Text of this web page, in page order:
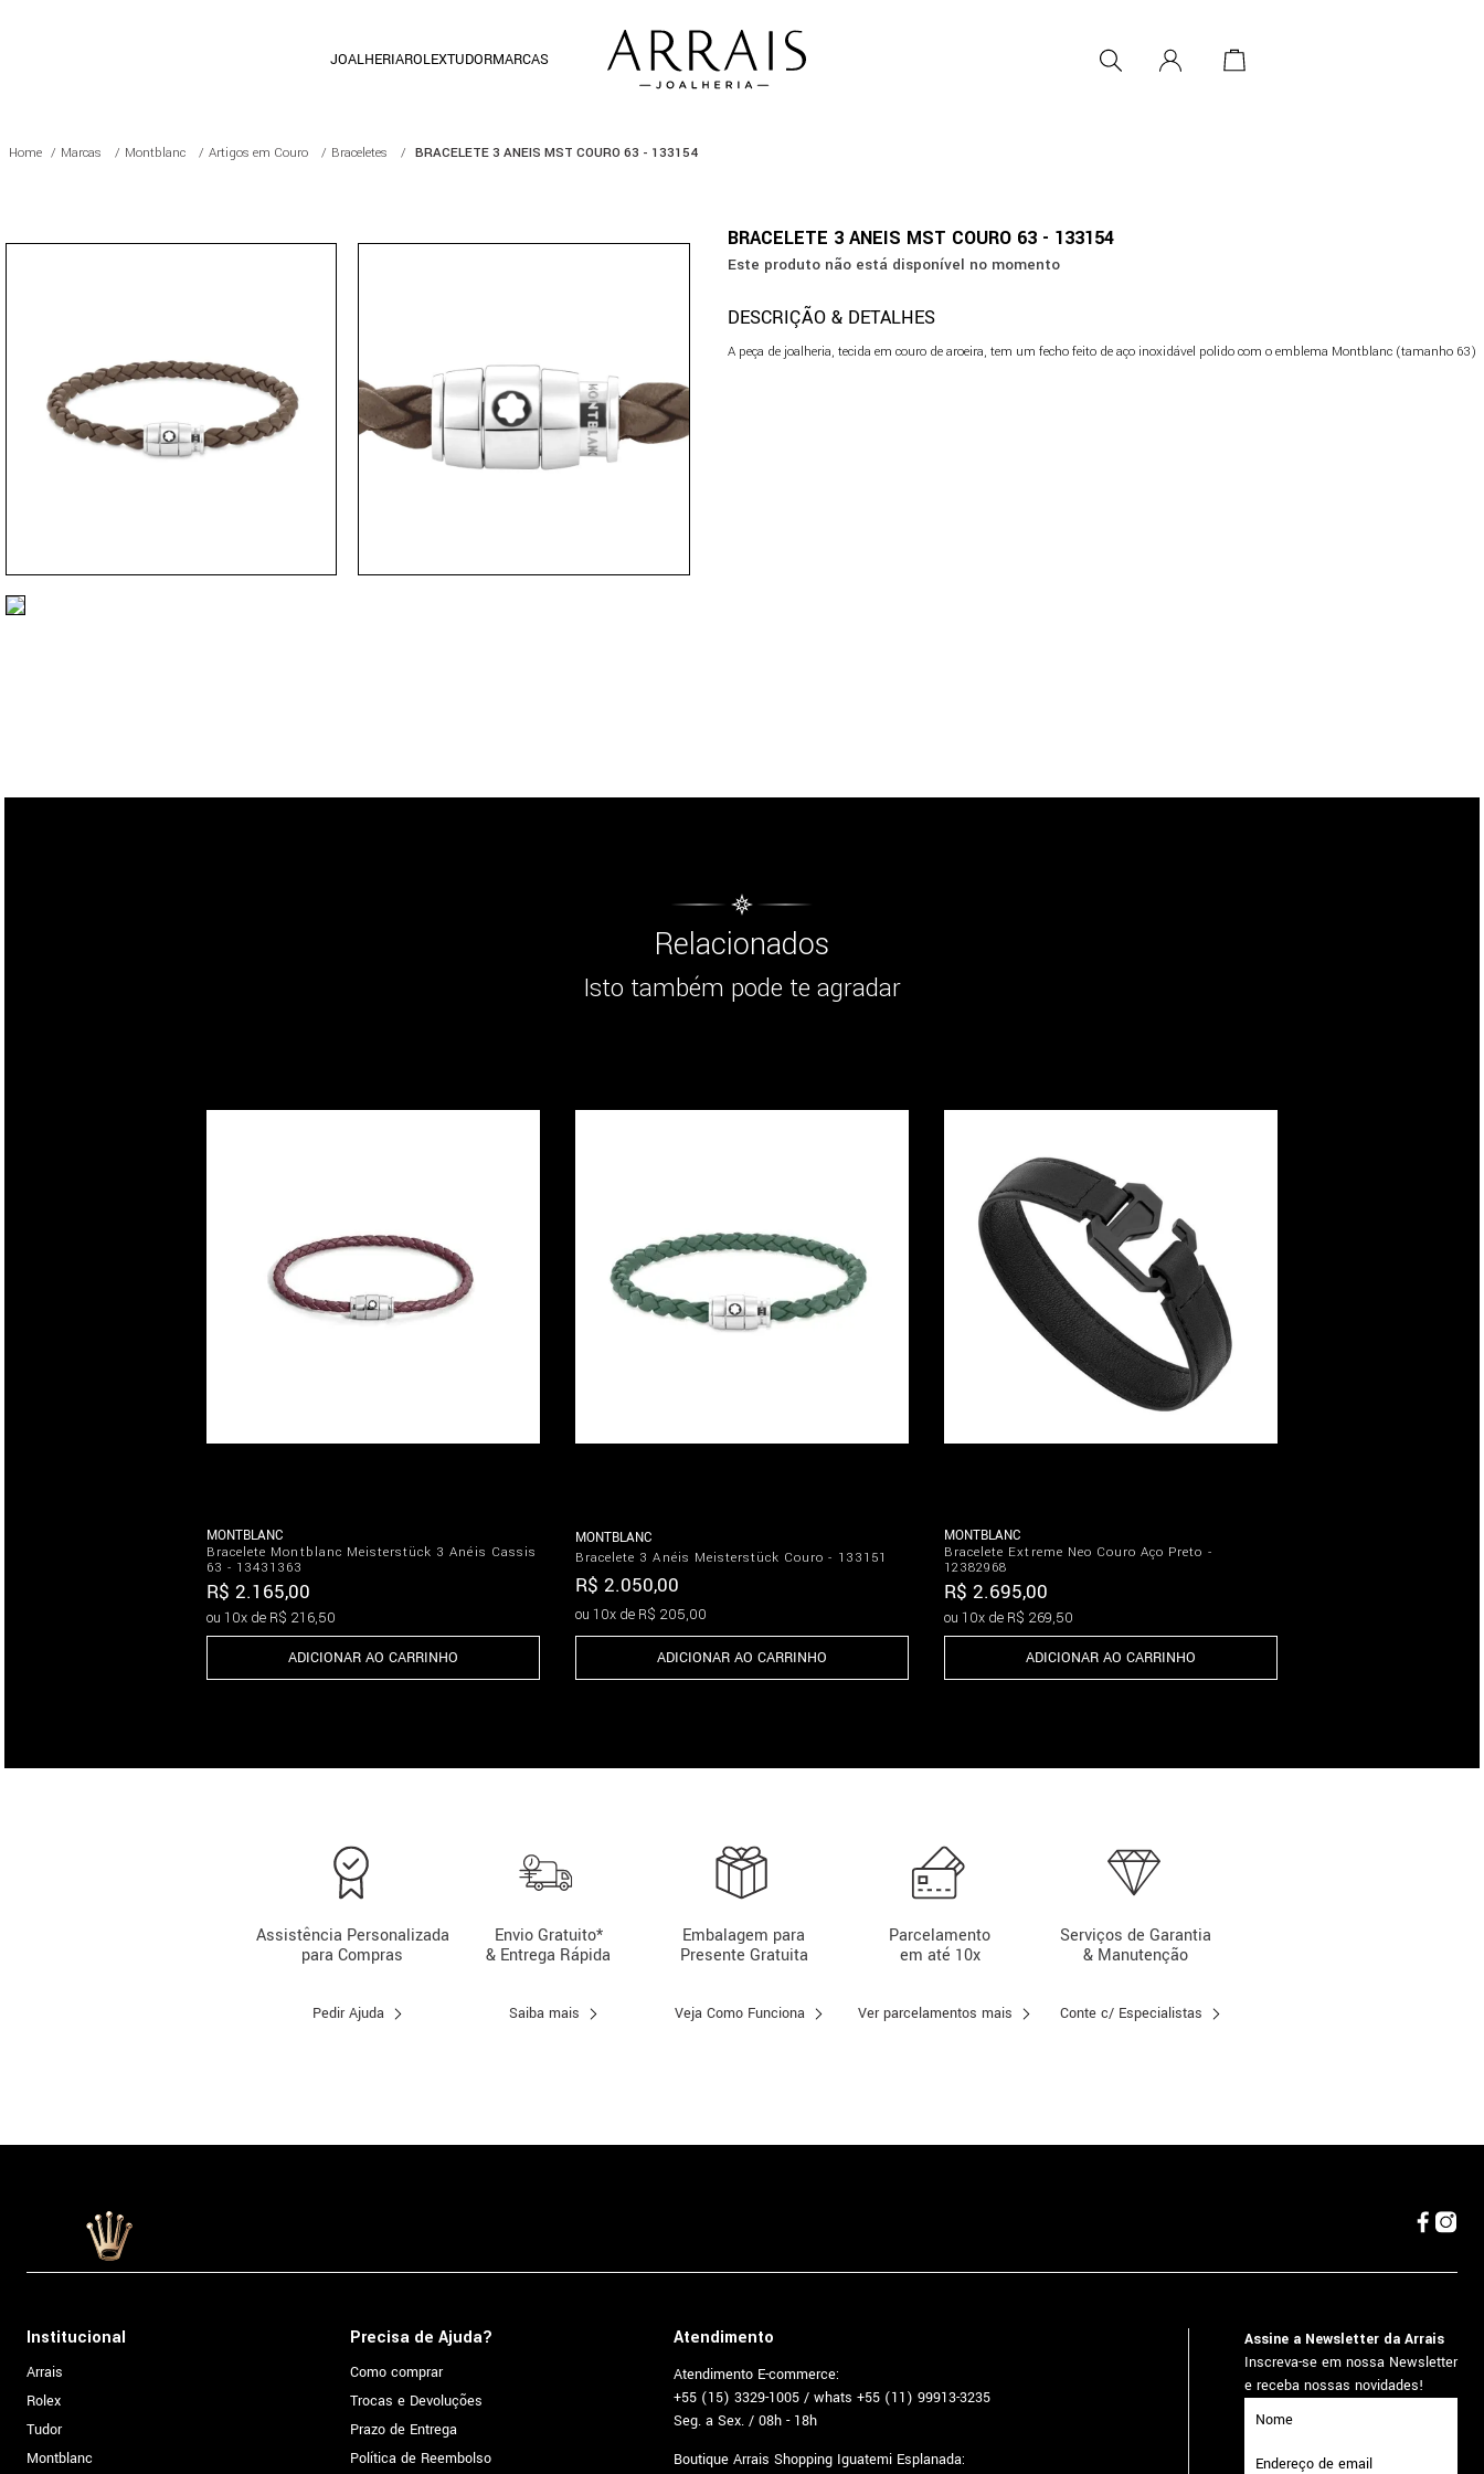
JOALHERIAROLEXTUDORMARCAS
Marcas Montblanc Artigos em Couro Braceletes BRACELETE 3 ANEIS MST COURO 63 - 133154
BRACELETE 3 ANEIS MST COURO 63 - 133154
Este produto não está disponível no momento
DESCRIÇÃO & DETALHES
A peça de joalheria, tecida em couro de aroeira, tem um fecho feito de aço inoxidável polido com o emblema Montblanc (tamanho 63)
Relacionados
Isto também pode te agradar
MONTBLANC
Bracelete Montblanc Meisterstück 3 Anéis Cassis
63 - 13431363
R$ 2.165,00
ou 10x de R$ 216,50
ADICIONAR AO CARRINHO
MONTBLANC
Bracelete 3 Anéis Meisterstück Couro - 133151
R$ 2.050,00
ou 10x de R$ 205,00
ADICIONAR AO CARRINHO
MONTBLANC
Bracelete Extreme Neo Couro Aço Preto -
12382968
R$ 2.695,00
ou 10x de R$ 269,50
ADICIONAR AO CARRINHO
Assistência Personalizada
para Compras
Pedir Ajuda
Envio Gratuito*
& Entrega Rápida
Saiba mais
Embalagem para
Presente Gratuita
Veja Como Funciona
Parcelamento
em até 10x
Ver parcelamentos mais
Serviços de Garantia
& Manutenção
Conte c/ Especialistas
Institucional
Arrais
Rolex
Tudor
Montblanc
Precisa de Ajuda?
Como comprar
Trocas e Devoluções
Prazo de Entrega
Política de Reembolso
Atendimento
Atendimento E-commerce:
+55 (15) 3329-1005 / whats +55 (11) 99913-3235
Seg. a Sex. / 08h - 18h
Boutique Arrais Shopping Iguatemi Esplanada:
Assine a Newsletter da Arrais
Inscreva-se em nossa Newsletter
e receba nossas novidades!